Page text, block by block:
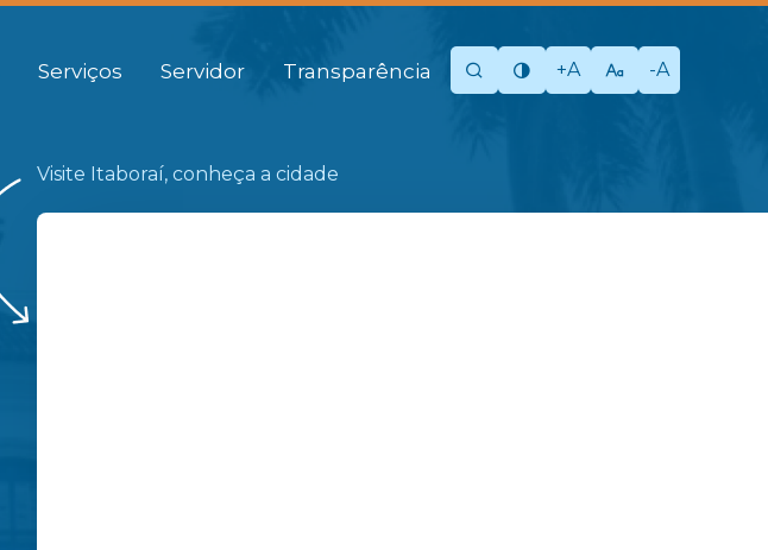
Serviços Servidor Transparência +A -A
Visite Itaboraí, conheça a cidade